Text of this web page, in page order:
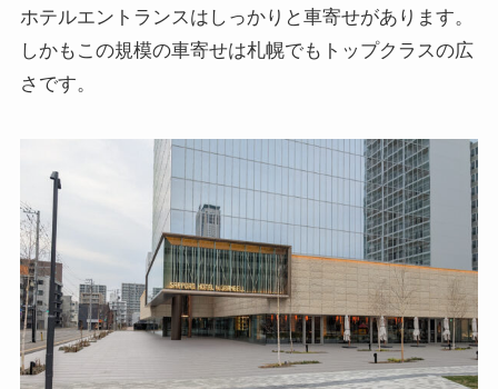
ホテルエントランスはしっかりと車寄せがあります。
しかもこの規模の車寄せは札幌でもトップクラスの広
さです。